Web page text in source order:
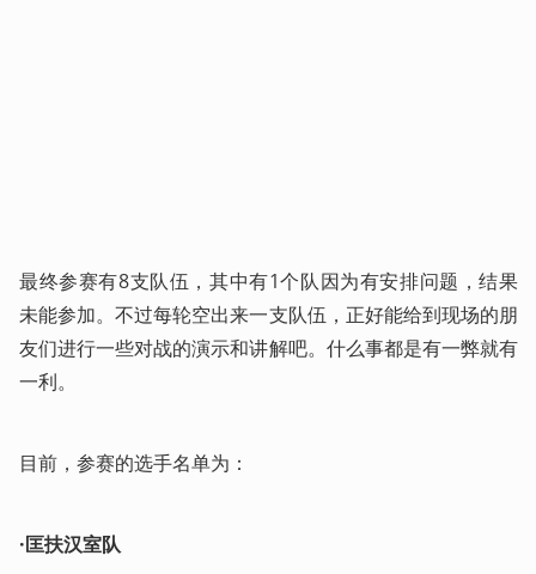
最终参赛有8支队伍，其中有1个队因为有安排问题，结果
未能参加。不过每轮空出来一支队伍，正好能给到现场的朋
友们进行一些对战的演示和讲解吧。什么事都是有一弊就有
一利。
目前，参赛的选手名单为：
·匡扶汉室队